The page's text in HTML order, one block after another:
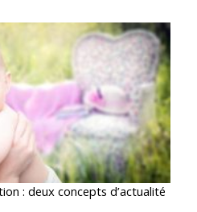
: deux concepts d’actualité